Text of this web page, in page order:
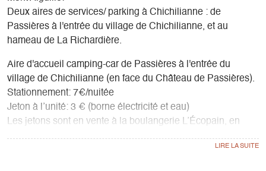
Deux aires de services/ parking à Chichilianne : de
Passières à l'entrée du village de Chichilianne, et au
hameau de La Richardière.
Aire d'accueil camping-car de Passières à l'entrée du
village de Chichilianne (en face du Château de Passières).
Stationnement: 7€/nuitée
Jeton à l’unité: 3 € (borne électricité et eau)
Les jetons sont en vente à la boulangerie L’Écopain, en
Mairie ou au Point Information Touristique situé place de la
Fontaine (Église), et à l'épicerie "les Vagabonds du Mont".